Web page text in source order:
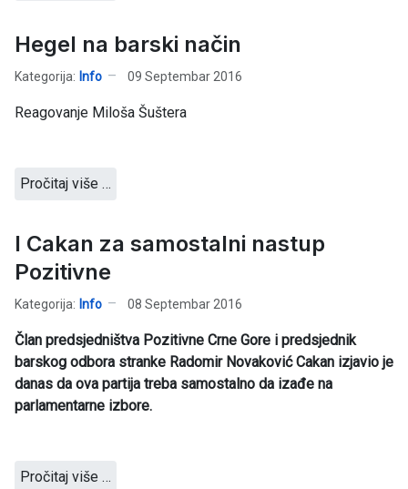
Hegel na barski način
Kategorija: Info 09 Septembar 2016
Reagovanje Miloša Šuštera
Pročitaj više …
I Cakan za samostalni nastup
Pozitivne
Kategorija: Info 08 Septembar 2016
Član predsjedništva Pozitivne Crne Gore i predsjednik
barskog odbora stranke Radomir Novaković Cakan izjavio je
danas da ova partija treba samostalno da izađe na
parlamentarne izbore.
Pročitaj više …